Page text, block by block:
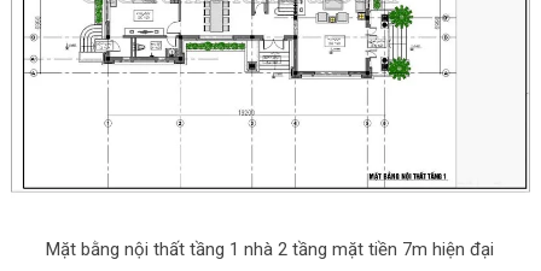
Mặt bằng nội thất tầng 1 nhà 2 tầng mặt tiền 7m hiện đại